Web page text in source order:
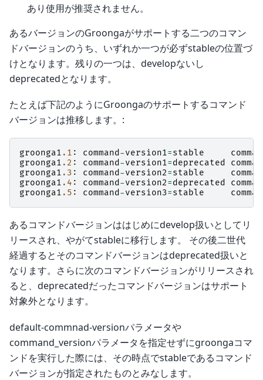
あり使用が推奨されません。
あるバージョンのGroongaがサポートする二つのコマン
ドバージョンのうち、いずれか一つが必ずstableの位置づ
けとなります。残りの一つは、developないし
deprecatedとなります。
たとえば下記のようにGroongaのサポートするコマンド
バージョンは推移します。:
groonga1 .1 : command -version1=stable
groonga1 .2 : command -version1=deprecated
groonga1 .3 : command -version2=stable
groonga1 .4 : command -version2=deprecated
groonga1 .5 : command -version3=stable
あるコマンドバージョンははじめにdevelop扱いとしてリ
リースされ、やがてstableに移行します。 その後二世代
経過するとそのコマンドバージョンはdeprecated扱いと
なります。さらに次のコマンドバージョンがリリースされ
ると、deprecatedだったコマンドバージョンはサポート
対象外となります。
default-commnad-versionパラメータや
command_versionパラメータを指定せずにgroongaコマ
ンドを実行した際には、その時点でstableであるコマンド
バージョンが指定されたものとみなします。